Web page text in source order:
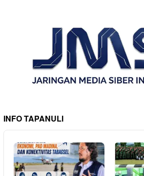
INFO TAPANULI